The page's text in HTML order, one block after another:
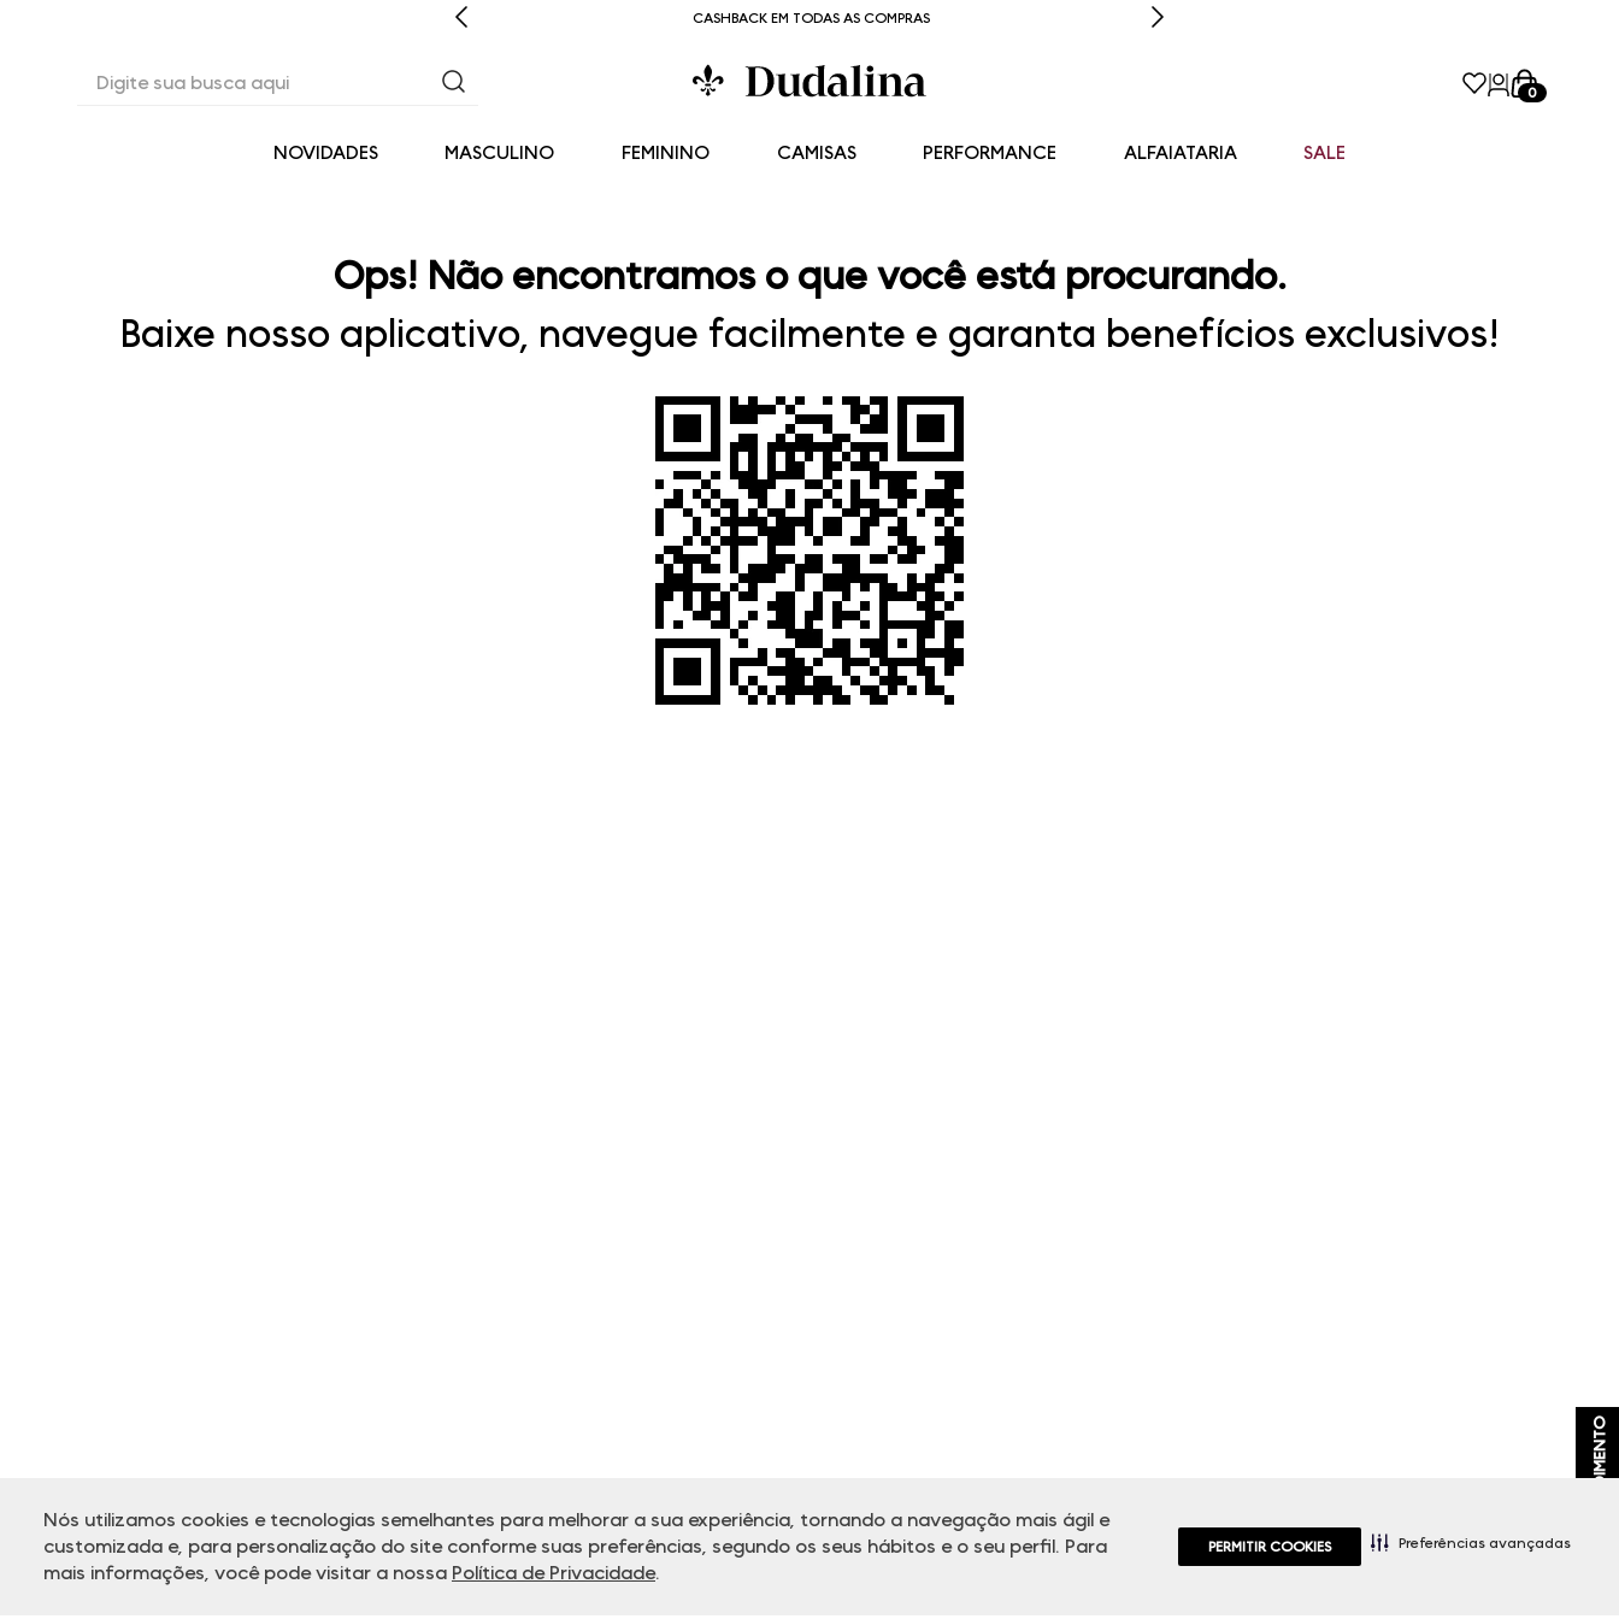
Nós utilizamos cookies e tecnologias semelhantes para melhorar a sua experiência, tornando a navegação mais ágil e
customizada e, para personalização do site conforme suas preferências, segundo os seus hábitos e o seu perfil. Para
mais informações, você pode visitar a nossa Política de Privacidade.
PERMITIR COOKIES Preferências avançadas
CASHBACK EM TODAS AS COMPRAS
0
NOVIDADES MASCULINO FEMININO CAMISAS PERFORMANCE ALFAIATARIA SALE
ATENDIMENTO
Ops! Não encontramos o que você está procurando.
Baixe nosso aplicativo, navegue facilmente e garanta benefícios exclusivos!